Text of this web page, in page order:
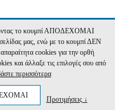
το κουμπί ΑΠΟΔΕΧΟΜΑΙ
μας, ενώ με το κουμπί ΔΕΝ
cookies για την ορθή
και άλλαξε τις επιλογές σου από
περισσότερα
Προτιμήσεις ↓